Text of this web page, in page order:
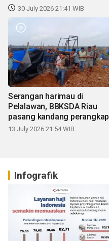
30 July 2026 21:41 WIB
Serangan harimau di
Pelalawan, BBKSDA Riau
pasang kandang perangkap
13 July 2026 21:54 WIB
Infografik